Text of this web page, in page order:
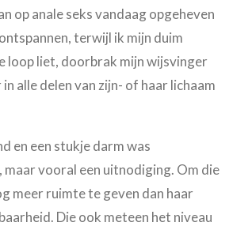
op anale seks vandaag opgeheven
terwijl ik mijn duim
loop liet, doorbrak mijn wijsvinger
alle delen van zijn- of haar lichaam
en een stukje darm was
maar vooral een uitnodiging. Om die
meer ruimte te geven dan haar
Die ook meteen het niveau